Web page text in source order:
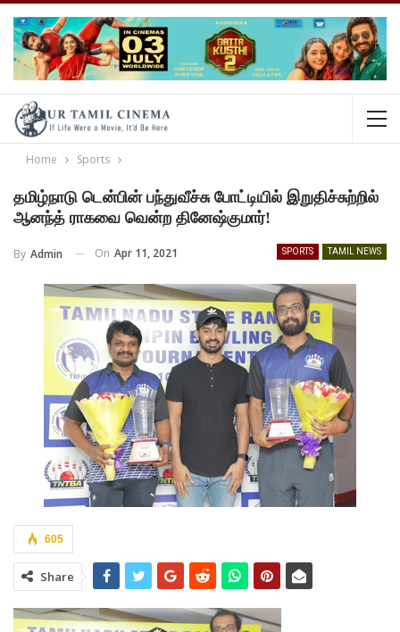
Home Sports
தமிழ்நாடு டென்பின் பந்துவீச்சு போட்டியில் இறுதிச்சுற்றில்
ஆனந்த் ராகவை வென்ற தினேஷ்குமார்!
SPORTS TAMIL NEWS
By Admin On Apr 11, 2021
605
Share